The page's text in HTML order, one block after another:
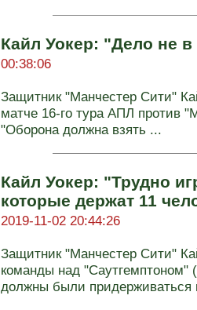
Кайл Уокер: "Дело не
00:38:06
Защитник "Манчестер Сити"
матче 16-го тура АПЛ против
"Оборона должна взять ...
Кайл Уокер: "Трудно
которые держат 11
2019-11-02 20:44:26
Защитник "Манчестер Сити"
команды над
должны были придерживаться